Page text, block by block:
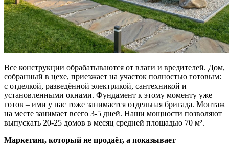
Все конструкции обрабатываются от влаги и вредителей. Дом,
собранный в цехе, приезжает на участок полностью готовым:
с отделкой, разведённой электрикой, сантехникой и
установленными окнами. Фундамент к этому моменту уже
готов – ими у нас тоже занимается отдельная бригада. Монтаж
на месте занимает всего 3-5 дней. Наши мощности позволяют
выпускать 20-25 домов в месяц средней площадью 70 м².
Маркетинг, который не продаёт, а показывает